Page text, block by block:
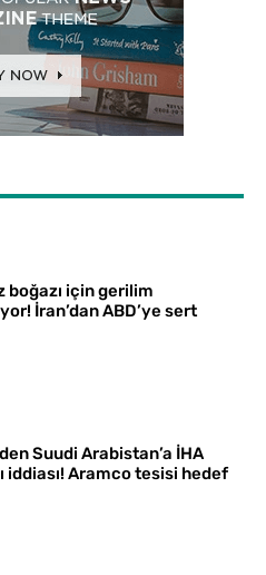
boğazı için gerilim
İran’dan ABD’ye sert
Suudi Arabistan’a İHA
iddiası! Aramco tesisi hedef